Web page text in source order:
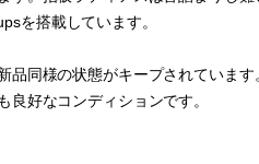
を搭載しています。
品同様の状態がキープされていま
良好なコンディションです。